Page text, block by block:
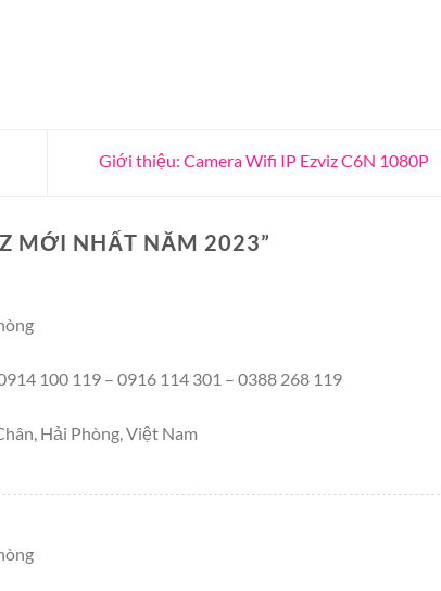
Giới thiệu: Camera Wifi IP Ezviz C6N 1080P
MỚI NHẤT NĂM 2023”
100 119 – 0916 114 301 – 0388 268 119
Hải Phòng, Việt Nam